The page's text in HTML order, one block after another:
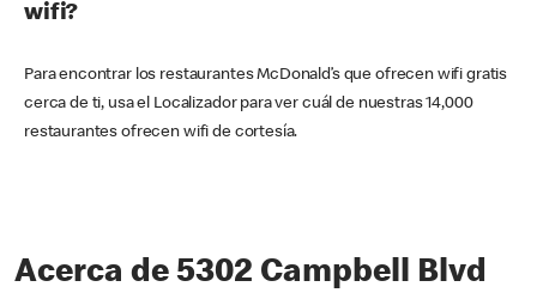
wifi?
Para encontrar los restaurantes McDonald’s que ofrecen wifi gratis
cerca de ti, usa el Localizador para ver cuál de nuestras 14,000
restaurantes ofrecen wifi de cortesía.
Acerca de 5302 Campbell Blvd